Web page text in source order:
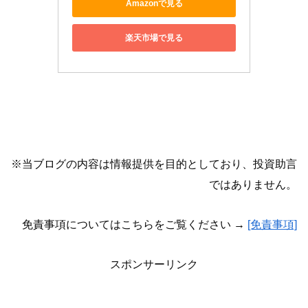
Amazonで見る
楽天市場で見る
※当ブログの内容は情報提供を目的としており、投資助言
ではありません。
免責事項についてはこちらをご覧ください → [免責事項]
スポンサーリンク